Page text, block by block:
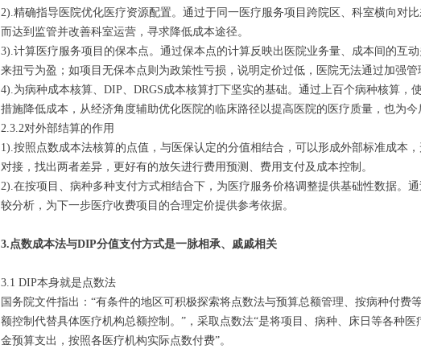
2).精确指导医院优化医疗资源配置。通过于同一医疗服务项目跨院区、科室横向对
而达到监管并改善科室运营，寻求降低成本途径。
3).计算医疗服务项目的保本点。通过保本点的计算反映出医院业务量、成本间的互
来扭亏为盈；如项目无保本点则为政策性亏损，说明定价过低，医院无法通过加强
4).为病种成本核算、DIP、DRGS成本核算打下坚实的基础。通过上百个病种核算，
措施降低成本，从经济角度辅助优化医院的临床路径以提高医院的医疗质量，也为今
2.3.2对外部结算的作用
1).按照点数成本法核算的点值，与医保认定的分值相结合，可以形成外部标准成本
对接，找出两者差异，更好有的放矢进行费用预测、费用支付及成本控制。
2).在按项目、病种多种支付方式相结合下，为医疗服务价格调整提供基础性数据。
较分析，为下一步医疗收费项目的合理定价提供参考依据。
3.点数成本法与DIP分值支付方式是一脉相承、戚戚相关
3.1 DIP本身就是点数法
国务院文件指出：“有条件的地区可积极探索将点数法与预算总额管理、按病种付费
额控制代替具体医疗机构总额控制。”，采取点数法“是将项目、病种、床日等各种
金预算支出，按照各医疗机构实际点数付费”。